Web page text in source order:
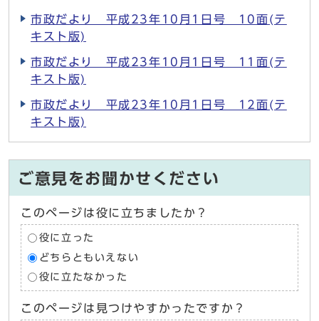
市政だより 平成23年10月1日号 10面(テ
キスト版)
市政だより 平成23年10月1日号 11面(テ
キスト版)
市政だより 平成23年10月1日号 12面(テ
キスト版)
ご意見をお聞かせください
このページは役に立ちましたか？
役に立った
どちらともいえない
役に立たなかった
このページは見つけやすかったですか？